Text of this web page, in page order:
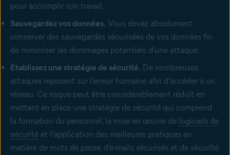
pour accomplir son travail.
Sauvegardez vos données. Vous devez absolument
conserver des sauvegardes sécurisées de vos données fin
de minimiser les dommages potentiels d'une attaque.
Établissez une stratégie de sécurité. De nombreuses
attaques reposent sur l'erreur humaine afin d’accéder à un
réseau. Ce risque peut être considérablement réduit en
mettant en place une stratégie de sécurité qui comprend
la formation du personnel, la mise en œuvre de logiciels de
sécurité et l'application des meilleures pratiques en
matière de mots de passe, d'e-mails sécurisés et de sécurité